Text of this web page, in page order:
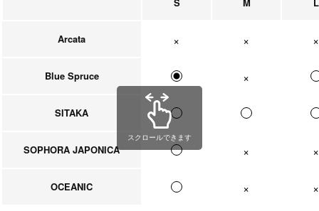
Arcata
Blue Spruce
SITAKA
SOPHORA JAPONICA
OCEANIC
スクロールできます